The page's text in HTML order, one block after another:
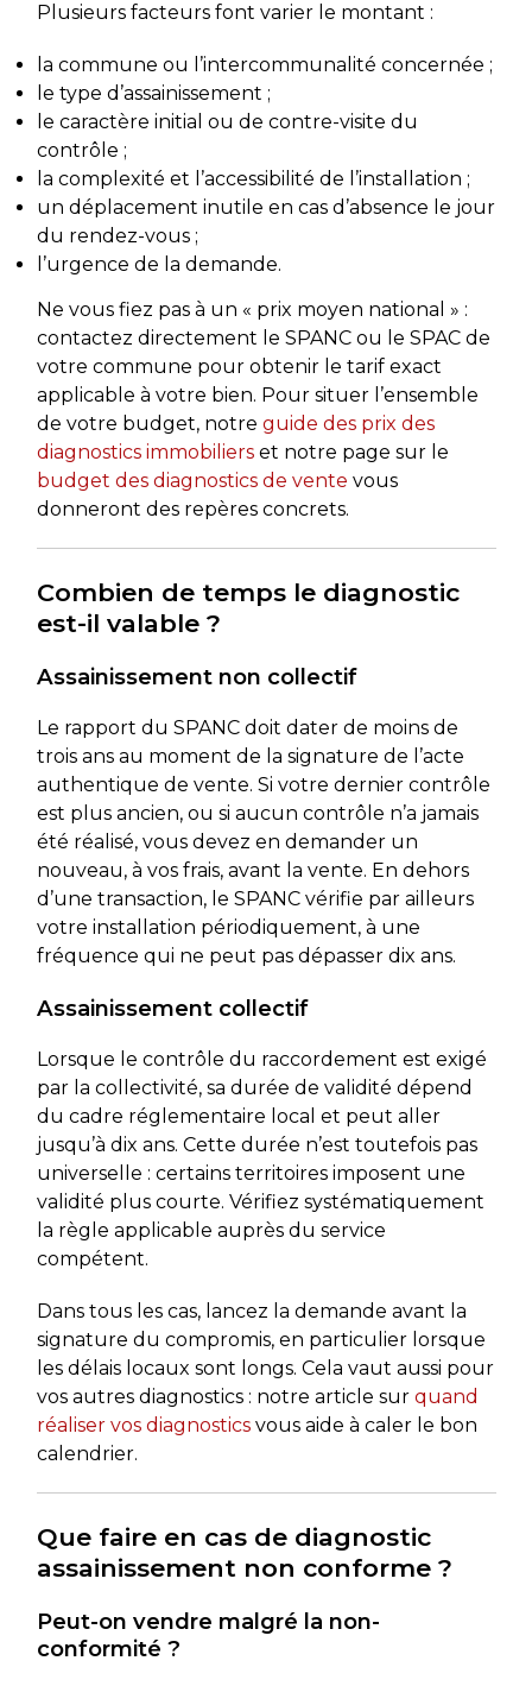
Plusieurs facteurs font varier le montant :
la commune ou l’intercommunalité concernée ;
le type d’assainissement ;
le caractère initial ou de contre-visite du
contrôle ;
la complexité et l’accessibilité de l’installation ;
un déplacement inutile en cas d’absence le jour
du rendez-vous ;
l’urgence de la demande.
Ne vous fiez pas à un « prix moyen national » :
contactez directement le SPANC ou le SPAC de
votre commune pour obtenir le tarif exact
applicable à votre bien. Pour situer l’ensemble
de votre budget, notre guide des prix des
diagnostics immobilierset notre page sur le
budget des diagnostics de vente vous
donneront des repères concrets.
Combien de temps le diagnostic
est-il valable ?
Assainissement non collectif
Le rapport du SPANC doit dater de moins de
trois ans au moment de la signature de l’acte
authentique de vente. Si votre dernier contrôle
est plus ancien, ou si aucun contrôle n’a jamais
été réalisé, vous devez en demander un
nouveau, à vos frais, avant la vente. En dehors
d’une transaction, le SPANC vérifie par ailleurs
votre installation périodiquement, à une
fréquence qui ne peut pas dépasser dix ans.
Assainissement collectif
Lorsque le contrôle du raccordement est exigé
par la collectivité, sa durée de validité dépend
du cadre réglementaire local et peut aller
jusqu’à dix ans. Cette durée n’est toutefois pas
universelle : certains territoires imposent une
validité plus courte. Vérifiez systématiquement
la règle applicable auprès du service
compétent.
Dans tous les cas, lancez la demande avant la
signature du compromis, en particulier lorsque
les délais locaux sont longs. Cela vaut aussi pour
vos autres diagnostics : notre article sur quand
réaliser vos diagnosticsvous aide à caler le bon
calendrier.
Que faire en cas de diagnostic
assainissement non conforme ?
Peut-on vendre malgré la non-
conformité ?